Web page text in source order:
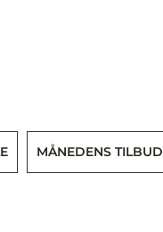
MÅNEDENS TILBUD